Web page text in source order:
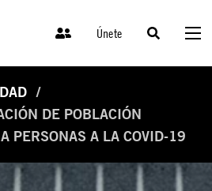
Únete
DE POBLACIÓN
PERSONAS A LA COVID-19